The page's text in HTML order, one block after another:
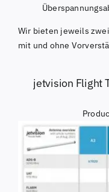
Wir bieten jeweils
mit und ohne
jetvision Flight